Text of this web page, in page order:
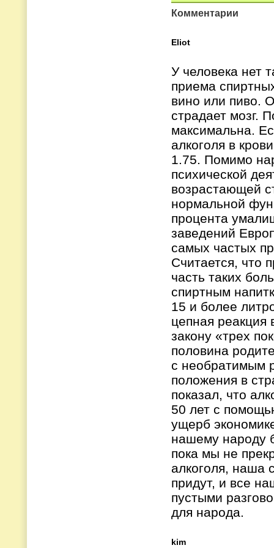
Комментарии
Eliot
У человека нет
приема
вино или пиво.
страдает мозг.
максимальна.
алкоголя в
1.75. Помимо
психической
возрастающей
нормальной
процента
заведений
самых частых
Считается, что
часть таких
спиртным
15 и более
цепная реакция
закону «трех
половина
с необратимым
положения в
показал, что
50 лет с
ущерб
нашему народу
пока мы не
алкоголя, наша
придут, и все
пустыми
для народа.
kim